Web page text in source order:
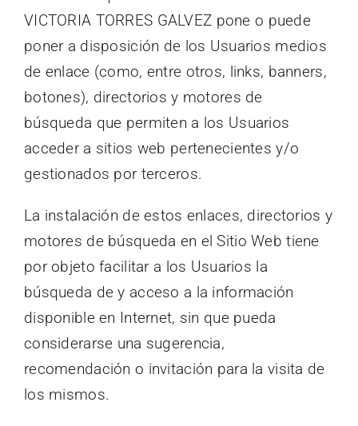
VICTORIA TORRES GALVEZ pone o puede
poner a disposición de los Usuarios medios
de enlace (como, entre otros, links, banners,
botones), directorios y motores de
búsqueda que permiten a los Usuarios
acceder a sitios web pertenecientes y/o
gestionados por terceros.
La instalación de estos enlaces, directorios y
motores de búsqueda en el Sitio Web tiene
por objeto facilitar a los Usuarios la
búsqueda de y acceso a la información
disponible en Internet, sin que pueda
considerarse una sugerencia,
recomendación o invitación para la visita de
los mismos.